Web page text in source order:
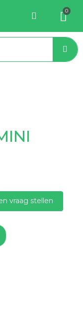
vraag stellen